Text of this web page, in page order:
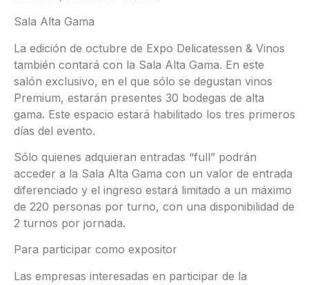
Sala Alta Gama
La edición de octubre de Expo Delicatessen & Vinos
también contará con la Sala Alta Gama. En este
salón exclusivo, en el que sólo se degustan vinos
Premium, estarán presentes 30 bodegas de alta
gama. Este espacio estará habilitado los tres primeros
días del evento.
Sólo quienes adquieran entradas “full” podrán
acceder a la Sala Alta Gama con un valor de entrada
diferenciado y el ingreso estará limitado a un máximo
de 220 personas por turno, con una disponibilidad de
2 turnos por jornada.
Para participar como expositor
Las empresas interesadas en participar de la